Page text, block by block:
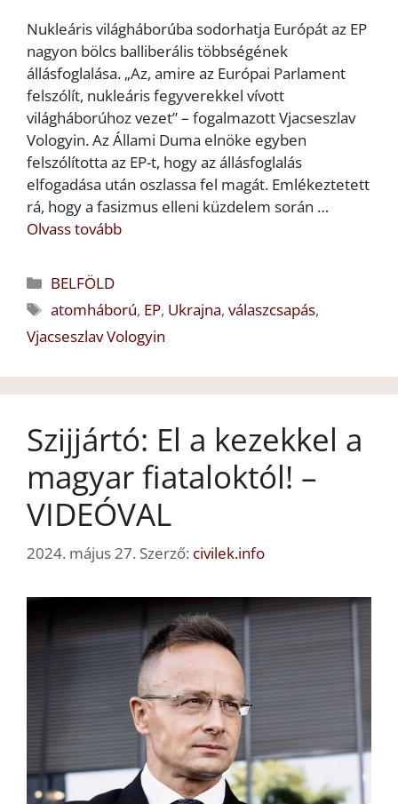
Nukleáris világháborúba sodorhatja Európát az EP
nagyon bölcs balliberális többségének
állásfoglalása. „Az, amire az Európai Parlament
felszólít, nukleáris fegyverekkel vívott
világháborúhoz vezet” – fogalmazott Vjacseszlav
Vologyin. Az Állami Duma elnöke egyben
felszólította az EP-t, hogy az állásfoglalás
elfogadása után oszlassa fel magát. Emlékeztetett
rá, hogy a fasizmus elleni küzdelem során …
Olvass tovább
Kategória
BELFÖLD
Címkék
atomháború, EP, Ukrajna,válaszcsapás,
Vjacseszlav Vologyin
Szijjártó: El a kezekkel a
magyar fiataloktól! –
VIDEÓVAL
2024. május 27. Szerző: civilek.info